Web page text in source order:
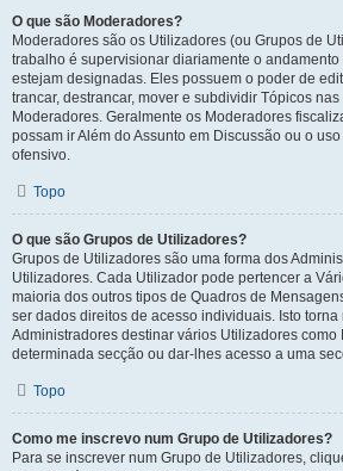
O que são Moderadores?
Moderadores são os Utilizadores (ou Grupos de
trabalho é supervisionar diariamente o
estejam designadas. Eles possuem o poder de
trancar, destrancar, mover e subdividir Tópicos
Moderadores. Geralmente os Moderadores
possam ir Além do Assunto em Discussão ou o
ofensivo.
Topo
O que são Grupos de Utilizadores?
Grupos de Utilizadores são uma forma dos
Utilizadores. Cada Utilizador pode pertencer a
maioria dos outros tipos de Quadros de
ser dados direitos de acesso individuais. Isto torna
Administradores destinar vários Utilizadores como
determinada secção ou dar-lhes acesso a uma
Topo
Como me inscrevo num Grupo de Utilizadores?
Para se inscrever num Grupo de Utilizadores,